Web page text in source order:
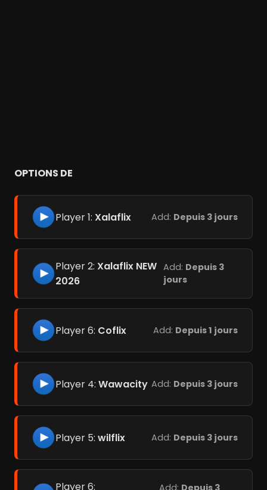
OPTIONS DE
Player 1: Xalaflix Add: Depuis 3 jours
Player 2: Xalaflix NEW
2026
Add: Depuis 3
jours
Player 6: Coflix Add: Depuis 1 jours
Player 4: Wawacity Add: Depuis 3 jours
Player 5: wilflix Add: Depuis 3 jours
Player 6: